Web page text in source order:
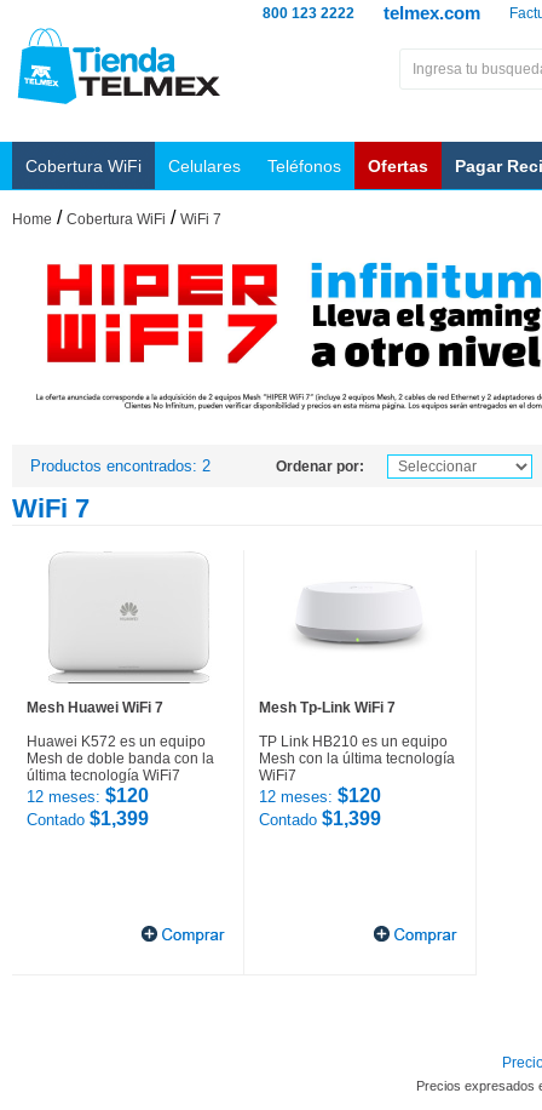
telmex.com
800 123 2222
Cobertura WiFi Celulares Teléfonos Ofertas Pagar
Home / Cobertura WiFi / WiFi 7
Productos encontrados: 2 Ordenar por:
WiFi 7
Mesh Huawei WiFi 7
Huawei K572 es un equipo
Mesh de doble banda con la
última tecnología WiFi7
12 meses: $120
Contado $1,399
Mesh Tp-Link WiFi 7
TP Link HB210 es un equipo
Mesh con la última tecnología
WiFi7
12 meses: $120
Contado $1,399
Precios expresados